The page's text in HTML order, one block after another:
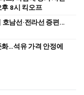
8시 킥오프
남선·전라선 증편...
…석유 가격 안정에